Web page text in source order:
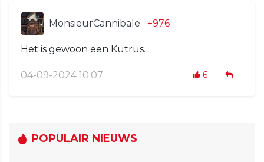
MonsieurCannibale +976
Het is gewoon een Kutrus.
04-09-2024 10:07 6
POPULAIR NIEUWS